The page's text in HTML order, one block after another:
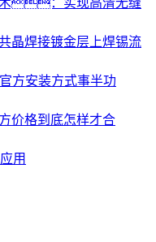
术：实现高清无缝
晶焊接镀金层上焊锡流
方安装方式事半功
价格到底怎样才合
用